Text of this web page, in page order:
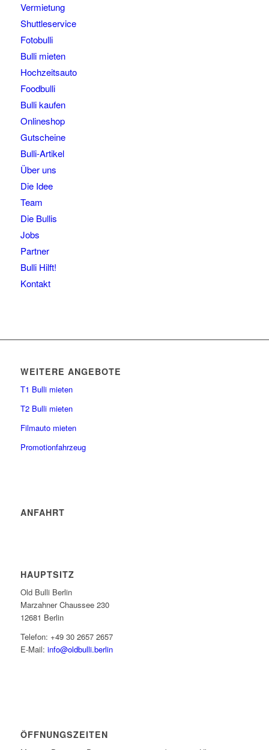
Vermietung
Shuttleservice
Fotobulli
Bulli mieten
Hochzeitsauto
Foodbulli
Bulli kaufen
Onlineshop
Gutscheine
Bulli-Artikel
Über uns
Die Idee
Team
Die Bullis
Jobs
Partner
Bulli Hilft!
Kontakt
WEITERE ANGEBOTE
T1 Bulli mieten
T2 Bulli mieten
Filmauto mieten
Promotionfahrzeug
ANFAHRT
HAUPTSITZ
Old Bulli Berlin
Marzahner Chaussee 230
12681 Berlin
Telefon: +49 30 2657 2657
E-Mail: info@oldbulli.berlin
ÖFFNUNGSZEITEN